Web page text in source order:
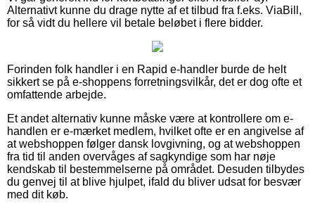
Alternativt kunne du drage nytte af et tilbud fra f.eks. ViaBill,
for så vidt du hellere vil betale beløbet i flere bidder.
Forinden folk handler i en Rapid e-handler burde de helt
sikkert se på e-shoppens forretningsvilkår, det er dog ofte et
omfattende arbejde.
Et andet alternativ kunne måske være at kontrollere om e-
handlen er e-mærket medlem, hvilket ofte er en angivelse af
at webshoppen følger dansk lovgivning, og at webshoppen
fra tid til anden overvåges af sagkyndige som har nøje
kendskab til bestemmelserne på området. Desuden tilbydes
du genvej til at blive hjulpet, ifald du bliver udsat for besvær
med dit køb.